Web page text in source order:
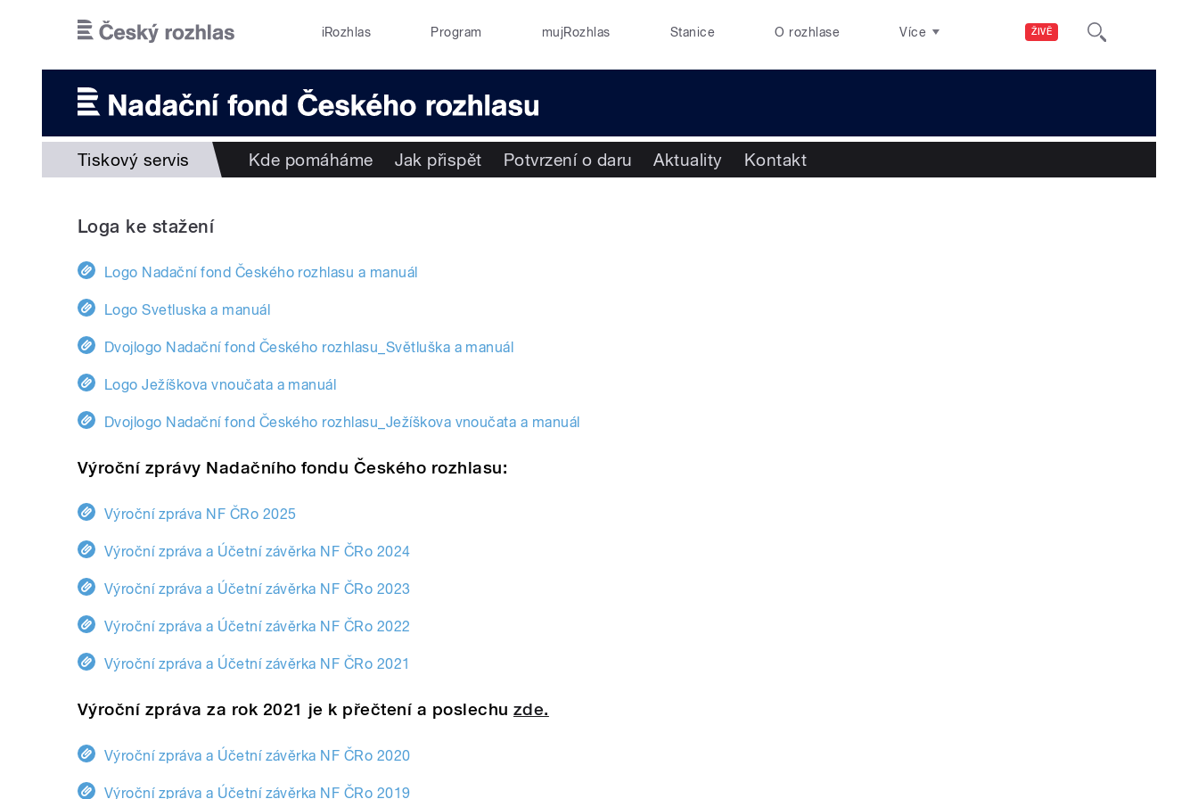
ŽIVĚ
iRozhlas Program mujRozhlas Stanice O rozhlase Více
Tiskový servis Kde pomáháme Jak přispět Potvrzení o daru Aktuality Kontakt
Loga ke stažení
Logo Nadační fond Českého rozhlasu a manuál
Logo Svetluska a manuál
Dvojlogo Nadační fond Českého rozhlasu_Světluška a manuál
Logo Ježíškova vnoučata a manuál
Dvojlogo Nadační fond Českého rozhlasu_Ježíškova vnoučata a manuál
Výroční zprávy Nadačního fondu Českého rozhlasu:
Výroční zpráva NF ČRo 2025
Výroční zpráva a Účetní závěrka NF ČRo 2024
Výroční zpráva a Účetní závěrka NF ČRo 2023
Výroční zpráva a Účetní závěrka NF ČRo 2022
Výroční zpráva a Účetní závěrka NF ČRo 2021
Výroční zpráva za rok 2021 je k přečtení a poslechu zde.
Výroční zpráva a Účetní závěrka NF ČRo 2020
Výroční zpráva a Účetní závěrka NF ČRo 2019